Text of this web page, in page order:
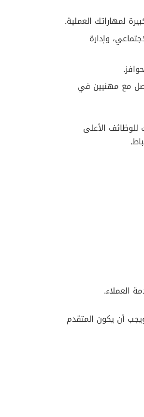
لمهاراتك العملية.
وإدارة
مع مهنيين في
الأعلى
العملاء.
للذكور الذين تتراوح أعمارهم بين 19 و25 سنة، ويجب أن يكون المتقدم